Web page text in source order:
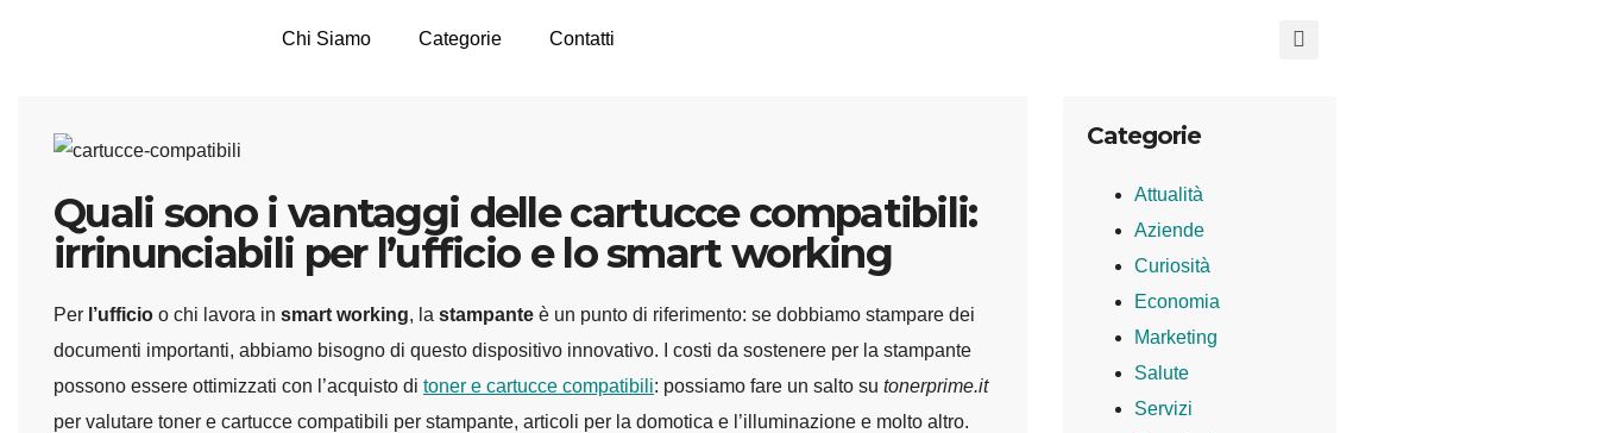
Chi Siamo Categorie Contatti
Quali sono i vantaggi delle cartucce compatibili:
irrinunciabili per l’ufficio e lo smart working
Per l’ufficio o chi lavora in smart working, la stampante è un punto di riferimento: se dobbiamo stampare dei
documenti importanti, abbiamo bisogno di questo dispositivo innovativo. I costi da sostenere per la stampante
possono essere ottimizzati con l’acquisto di toner e cartucce compatibili: possiamo fare un salto su tonerprime.it
per valutare toner e cartucce compatibili per stampante, articoli per la domotica e l’illuminazione e molto altro.
Categorie
Attualità
Aziende
Curiosità
Economia
Marketing
Salute
Servizi